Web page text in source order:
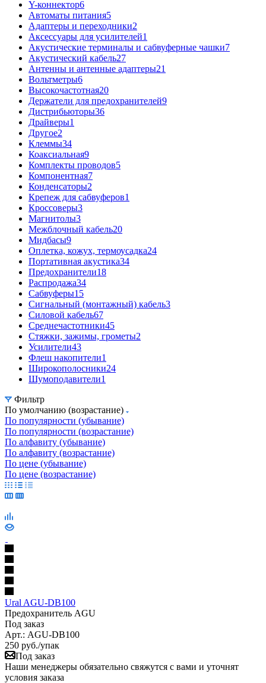
Y-коннектор6
Автоматы питания5
Адаптеры и переходники2
Аксессуары для усилителей1
Акустические терминалы и сабвуферные чашки7
Акустический кабель27
Антенны и антенные адаптеры21
Вольтметры6
Высокочастотная20
Держатели для предохранителей9
Дистрибьюторы36
Драйверы1
Другое2
Клеммы34
Коаксиальная9
Комплекты проводов5
Компонентная7
Конденсаторы2
Крепеж для сабвуферов1
Кроссоверы3
Магнитолы3
Межблочный кабель20
Мидбасы9
Оплетка, кожух, термоусадка24
Портативная акустика34
Предохранители18
Распродажа34
Сабвуферы15
Сигнальный (монтажный) кабель3
Силовой кабель67
Среднечастотники45
Стяжки, зажимы, грометы2
Усилители43
Флеш накопители1
Широкополосники24
Шумоподавители1
Фильтр
По умолчанию (возрастание)
По популярности (убывание)
По популярности (возрастание)
По алфавиту (убывание)
По алфавиту (возрастание)
По цене (убывание)
По цене (возрастание)
Ural AGU-DB100
Предохранитель AGU
Под заказ
Арт.: AGU-DB100
250 руб./упак
Под заказ
Наши менеджеры обязательно свяжутся с вами и уточнят
условия заказа